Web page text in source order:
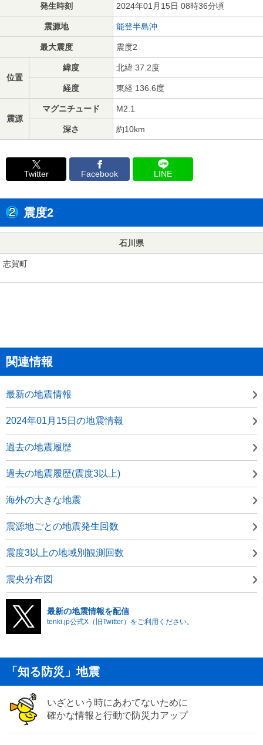
発生時刻 2024年01月15日 08時36分頃
震源地 能登半島沖
最大震度 震度2
位置
緯度 北緯 37.2度
経度 東経 136.6度
震源
マグニチュード M2.1
深さ 約10km
Twitter Facebook LINE
震度2
石川県
志賀町
関連情報
最新の地震情報
2024年01月15日の地震情報
過去の地震履歴
過去の地震履歴(震度3以上)
海外の大きな地震
震源地ごとの地震発生回数
震度3以上の地域別観測回数
震央分布図
最新の地震情報を配信
tenki.jp公式X（旧Twitter）をご利用ください。
「知る防災」地震
いざという時にあわてないために
確かな情報と行動で防災力アップ